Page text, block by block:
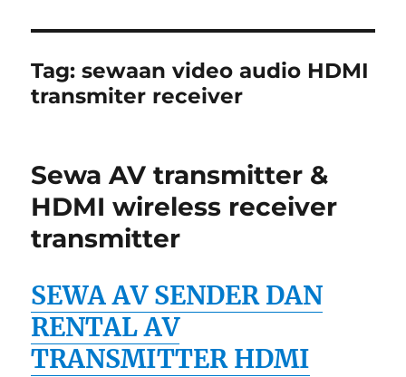
Tag:sewaan video audio HDMI
transmiter receiver
Sewa AV transmitter &
HDMI wireless receiver
transmitter
SEWA AV SENDER DAN
RENTAL AV
TRANSMITTER HDMI